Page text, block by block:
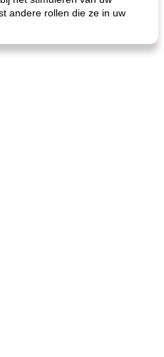
andere rollen die ze in uw